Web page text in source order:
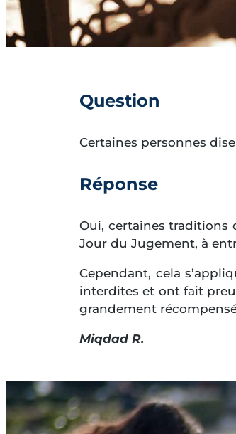
Question
Certaines personnes
Réponse
Oui, certaines traditions
Jour du Jugement, à
Cependant, cela
interdites et ont fait
grandement
Miqdad R.